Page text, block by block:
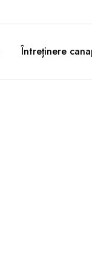
Întreținere